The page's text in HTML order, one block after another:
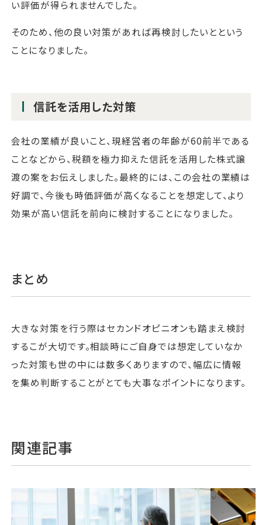
い評価が得られませんでした。
そのため、他の良い対策があれば再検討したいとという
ことになりました。
信託を活用した対策
会社の業績が良いこと、現経営者の年齢が60前半である
ことなどから、税額を極力抑えた信託を活用した株式譲
渡の案をお伝えしました。最終的には、この会社の業績は
好調で、今後も時価評価が高くなることを想定して、より
効果が高い信託を前向に検討することになりました。
まとめ
大きな対策を行う際はセカンドオピニオンも踏まえ検討
するこが大切です。相談時にご自身では想定していなか
った対策も世の中には数多くありますので、幅広に情報
を集め判断することがとても大事なポイントになります。
関連記事